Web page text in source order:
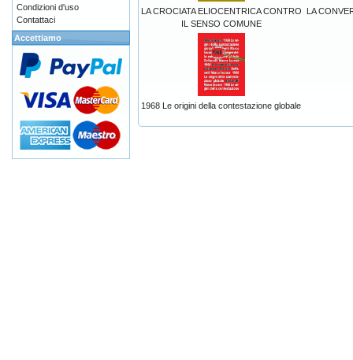
LA CROCIATA ELIOCENTRICA CONTRO
IL SENSO COMUNE
LA
1968 Le origini della contestazione globale
Condizioni d'uso
Contattaci
Accettiamo